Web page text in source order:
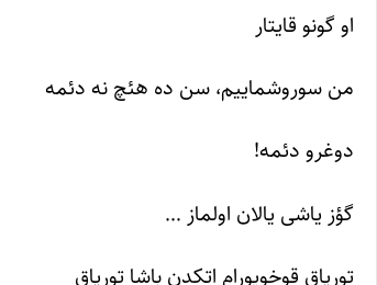
او گونو قایتار
من سوروشماییم، سن ده هئچ نه دئمه
دوغرو دئمه!
گؤز یاشی یالان اولماز …
تورپاق قوخویورام اتکدن باشا تورپاق